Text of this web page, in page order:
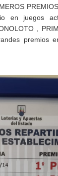
PREMIOS
en juegos
,
premios